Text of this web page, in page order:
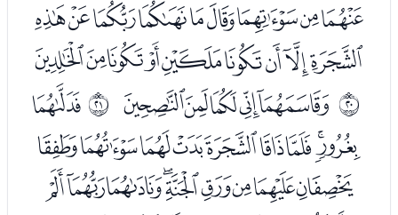
ﯝﯞﯟﯠﯡﯢﯣﯤﯥ
ﯦﯧﯨﯩﯪﯫﯬﯭﯮ
ﰓ ﯰﯱﯲﯳﯴ ﰔﯶ
ﯷﯸﯹﯺﯻﯼﯽﯾﯿ
ﰀﰁﰂﰃﰄﰅﰆﰇﰈ